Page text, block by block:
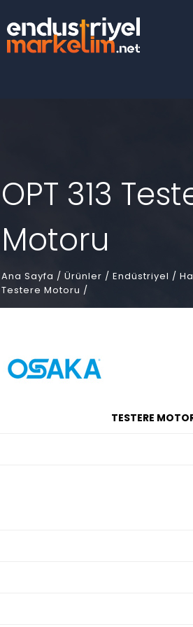
OPT 313
Motoru
Ana Sayfa / Ürünler / Endüstriyel /
Testere Motoru /
TESTERE